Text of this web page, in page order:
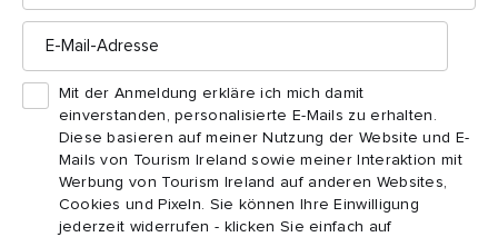
E-
Mail-
Mit der Anmeldung erkläre ich mich damit
einverstanden, personalisierte E-Mails zu erhalten.
Diese basieren auf meiner Nutzung der Website und E-
Mails von Tourism Ireland sowie meiner Interaktion mit
Werbung von Tourism Ireland auf anderen Websites,
Cookies und Pixeln. Sie können Ihre Einwilligung
jederzeit widerrufen - klicken Sie einfach auf